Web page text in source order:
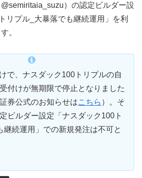
）の認定ビルダー設
リプル_大暴落でも継続運用」を利
。
で、ナスダック100トリプルの自
付けが無期限で停止となりました
券公式のお知らせはこちら ）。そ
ビルダー設定「ナスダック100ト
継続運用」での新規発注は不可と